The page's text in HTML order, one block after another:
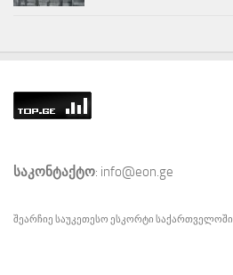
საკონტაქტო: info@eon.ge
შეარჩიე საუკეთესო ესკორტი საქართველოში